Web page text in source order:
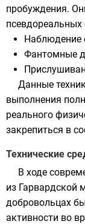
пробуждения.
Наблюдение
Фантомные
Данные
выполнения
реального
закрепиться в
Технические
В ходе
из Гарвардской
добровольцах
активности во